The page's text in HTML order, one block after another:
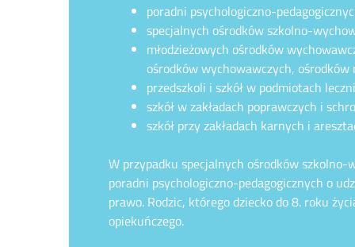
poradni psychologiczno-
specjalnych ośrodków szkolno-
młodzieżowych ośrodków
ośrodków wychowawczych,
przedszkoli i szkół w podmiotach
szkół w zakładach poprawczych i
szkół przy zakładach karnych i
W przypadku specjalnych ośrodków
poradni psychologiczno-pedagogicznych o
prawo. Rodzic, którego dziecko do 8. roku
opiekuńczego.